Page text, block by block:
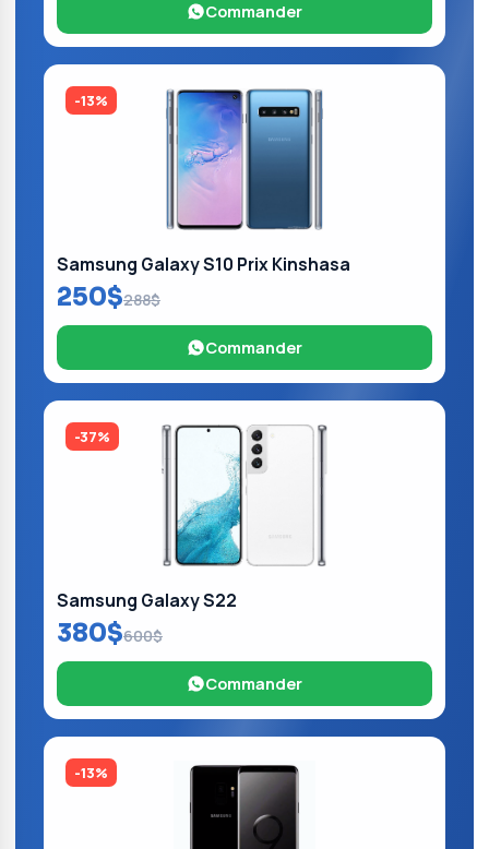
Commander
-13%
Samsung Galaxy S10 Prix Kinshasa
250$288$
Commander
-37%
Samsung Galaxy S22
380$600$
Commander
-13%